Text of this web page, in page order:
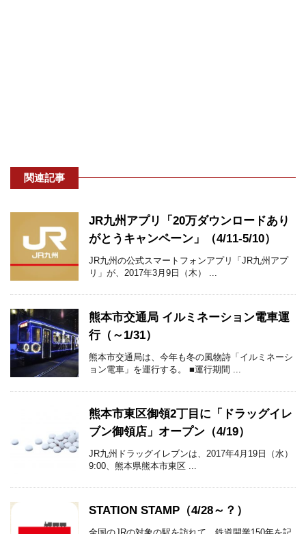
関連記事
JR九州アプリ「20万ダウンロードあり
がとうキャンペーン」（4/11-5/10）
JR九州の公式スマートフォンアプリ「JR九州アプ
リ」が、2017年3月9日（木） ...
熊本市交通局 イルミネーション電車運
行（～1/31）
熊本市交通局は、今年も冬の風物詩「イルミネーシ
ョン電車」を運行する。 ■運行期間 ...
熊本市東区御領2丁目に「ドラッグイレ
ブン御領店」オープン（4/19）
JR九州ドラッグイレブンは、2017年4月19日（水）
9:00、熊本県熊本市東区 ...
STATION STAMP（4/28～？）